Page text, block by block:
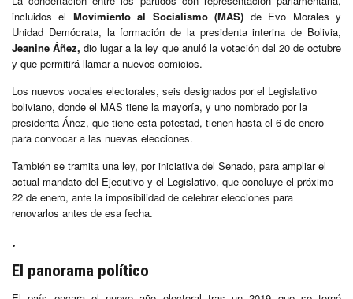
incluidos el Movimiento al Socialismo (MAS) de Evo Morales y
Unidad Demócrata, la formación de la presidenta interina de Bolivia,
Jeanine Áñez, dio lugar a la ley que anuló la votación del 20 de octubre
y que permitirá llamar a nuevos comicios.
Los nuevos vocales electorales, seis designados por el Legislativo
boliviano, donde el MAS tiene la mayoría, y uno nombrado por la
presidenta Áñez, que tiene esta potestad, tienen hasta el 6 de enero
para convocar a las nuevas elecciones.
También se tramita una ley, por iniciativa del Senado, para ampliar el
actual mandato del Ejecutivo y el Legislativo, que concluye el próximo
22 de enero, ante la imposibilidad de celebrar elecciones para
renovarlos antes de esa fecha.
.
El panorama político